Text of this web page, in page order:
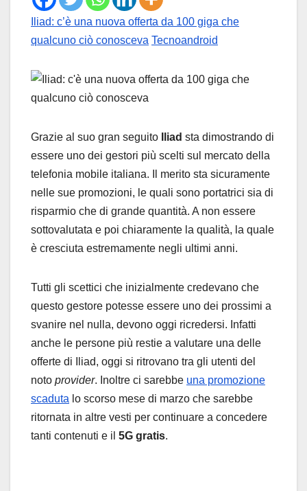
Iliad: c’è una nuova offerta da 100 giga che
qualcuno ciò conosceva Tecnoandroid
Grazie al suo gran seguito Iliad sta dimostrando di
essere uno dei gestori più scelti sul mercato della
telefonia mobile italiana. Il merito sta sicuramente
nelle sue promozioni, le quali sono portatrici sia di
risparmio che di grande quantità. A non essere
sottovalutata e poi chiaramente la qualità, la quale
è cresciuta estremamente negli ultimi anni.
Tutti gli scettici che inizialmente credevano che
questo gestore potesse essere uno dei prossimi a
svanire nel nulla, devono oggi ricredersi. Infatti
anche le persone più restie a valutare una delle
offerte di Iliad, oggi si ritrovano tra gli utenti del
noto provider. Inoltre ci sarebbe una promozione
scaduta lo scorso mese di marzo che sarebbe
ritornata in altre vesti per continuare a concedere
tanti contenuti e il 5G gratis.